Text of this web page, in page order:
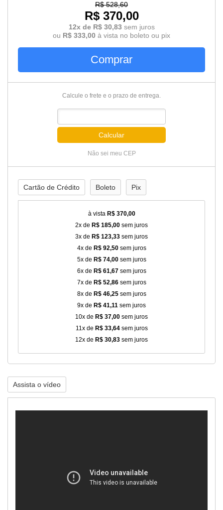
R$ 528,60
R$ 370,00
12x de R$ 30,83 sem juros
ou R$ 333,00 à vista no boleto ou pix
Comprar
Calcule o frete e o prazo de entrega.
Calcular
Não sei meu CEP
Cartão de Crédito Boleto Pix
à vista R$ 370,00
2x de R$ 185,00 sem juros
3x de R$ 123,33 sem juros
4x de R$ 92,50sem juros
5x de R$ 74,00sem juros
6x de R$ 61,67sem juros
7x de R$ 52,86sem juros
8x de R$ 46,25sem juros
9x de R$ 41,11 sem juros
10x de R$ 37,00 sem juros
11x de R$ 33,64sem juros
12x de R$ 30,83 sem juros
Assista o vídeo